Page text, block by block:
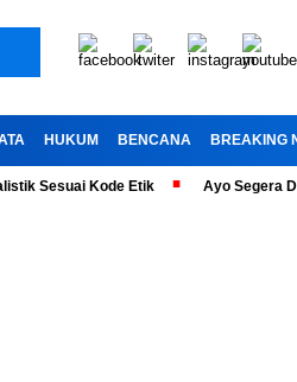
HUKUM BENCANA BREAKING
Kode Etik Ayo Segera